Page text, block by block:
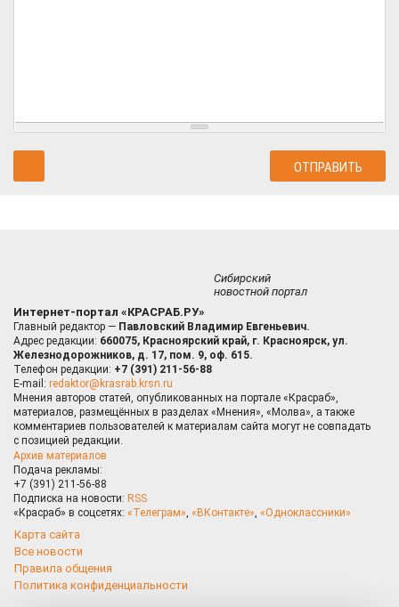
Сибирский
новостной портал
Интернет-портал «КРАСРАБ.РУ»
Главный редактор — Павловский Владимир Евгеньевич.
Адрес редакции: 660075, Красноярский край, г. Красноярск, ул.
Железнодорожников, д. 17, пом. 9, оф. 615.
Телефон редакции: +7 (391) 211-56-88
E-mail: redaktor@krasrab.krsn.ru
Мнения авторов статей, опубликованных на портале «Красраб»,
материалов, размещённых в разделах «Мнения», «Молва», а также
комментариев пользователей к материалам сайта могут не совпадать
с позицией редакции.
Архив материалов
Подача рекламы:
+7 (391) 211-56-88
Подписка на новости: RSS
«Красраб» в соцсетях: «Телеграм», «ВКонтакте», «Одноклассники»
Карта сайта
Все новости
Правила общения
Политика конфиденциальности